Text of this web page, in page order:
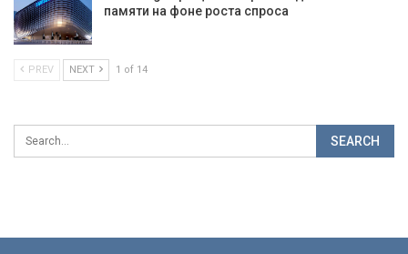
памяти на фоне роста спроса
PREV NEXT 1 of 14